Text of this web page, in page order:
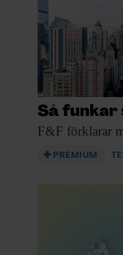
Så funkar
F&F förklarar
PREMIUM